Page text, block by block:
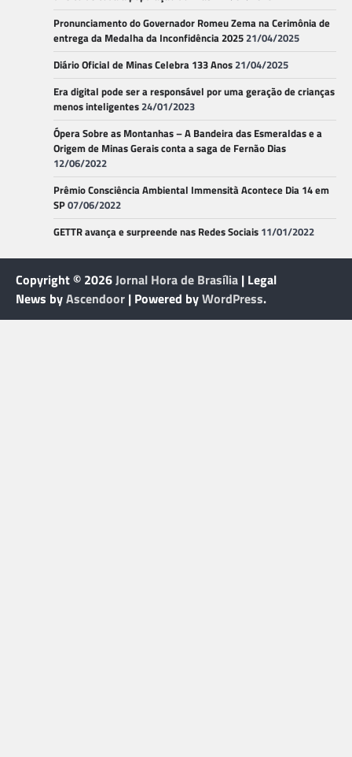
Pronunciamento do Governador Romeu Zema na Cerimônia de
entrega da Medalha da Inconfidência 202521/04/2025
Diário Oficial de Minas Celebra 133 Anos21/04/2025
Era digital pode ser a responsável por uma geração de crianças
menos inteligentes24/01/2023
Ópera Sobre as Montanhas – A Bandeira das Esmeraldas e a
Origem de Minas Gerais conta a saga de Fernão Dias
12/06/2022
Prêmio Consciência Ambiental Immensità Acontece Dia 14 em
SP07/06/2022
GETTR avança e surpreende nas Redes Sociais 11/01/2022
Copyright © 2026Jornal Hora de Brasília | Legal
News byAscendoor | Powered byWordPress.